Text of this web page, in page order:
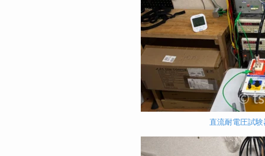
直流耐電圧試